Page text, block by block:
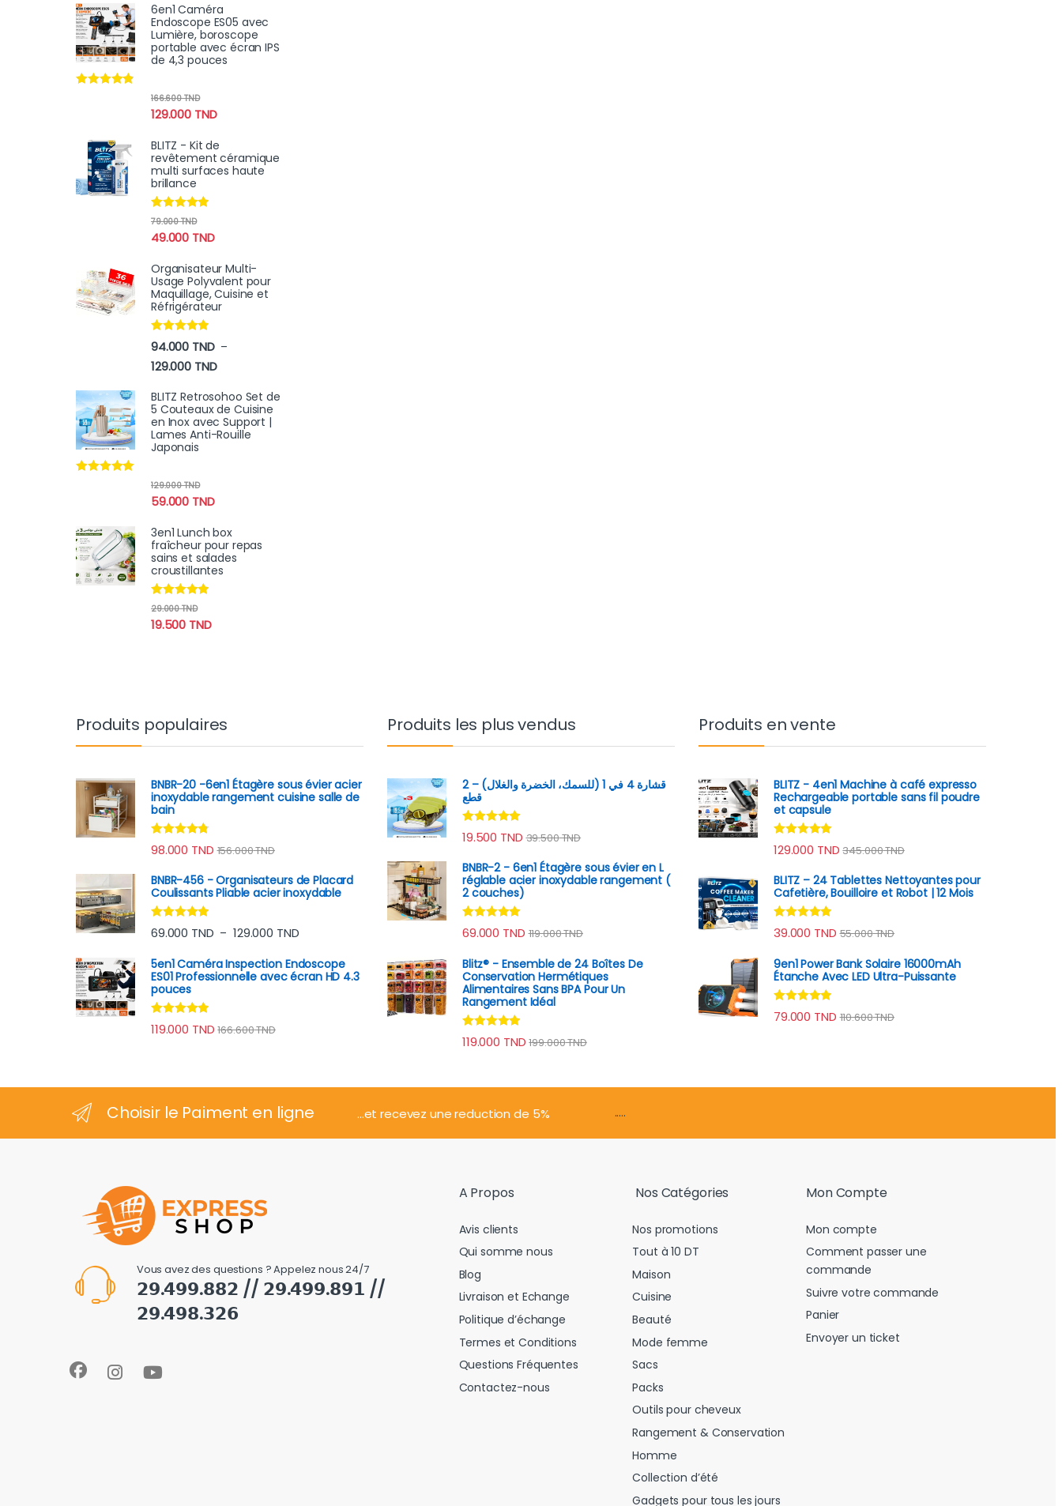
6en1 Caméra
Endoscope ES05 avec
Lumière, boroscope
portable avec écran IPS
de 4,3 pouces
129.000 TND
166.600TND
BLITZ - Kit de
revêtement céramique
multi surfaces haute
brillance
Note4.70
49.000 TND
79.000TND
Organisateur Multi-
Usage Polyvalent pour
Maquillage, Cuisine et
Réfrigérateur
Note4.70
sur 5
94.000 TND –
129.000 TNDPlage de prix : 94.000 TND à 129.000 TND
BLITZ Retrosohoo Set de
5 Couteaux de Cuisine
en Inox avec Support |
Lames Anti-Rouille
Japonais
59.000 TND
129.000TND
3en1 Lunch box
fraîcheur pour repas
sains et salades
croustillantes
Note4.70
19.500 TND
29.000TND
Produits populaires
BNBR-20 -6en1 Étagère sous évier acier
inoxydable rangement cuisine salle de
bain
Note4.63
sur 5
98.000 TND 156.000TND
BNBR-456 - Organisateurs de Placard
Coulissants Pliable acier inoxydable
Note4.75
sur 5
69.000 TND – 129.000 TNDPlage de prix : 69.000 TND à 129.000 TND
5en1 Caméra Inspection Endoscope
ES01 Professionnelle avec écran HD 4.3
pouces
Note4.67
sur 5
119.000 TND 166.600TND
Produits les plus vendus
قشارة 4 في 1 (للسمك، الخضرة والغلال) – 2
قطع
Note4.89
sur 5
19.500 TND 39.500TND
BNBR-2 - 6en1 Étagère sous évier en L
réglable acier inoxydable rangement (
2 couches)
Note4.79
sur 5
69.000 TND 119.000TND
Blitz® - Ensemble de 24 Boîtes De
Conservation Hermétiques
Alimentaires Sans BPA Pour Un
Rangement Idéal
Note4.74
sur 5
119.000 TND 199.000TND
Produits en vente
BLITZ - 4en1 Machine à café expresso
Rechargeable portable sans fil poudre
et capsule
Note4.78
sur 5
129.000 TND 345.000TND
BLITZ – 24 Tablettes Nettoyantes pour
Cafetière, Bouilloire et Robot | 12 Mois
Note4.70
sur 5
39.000 TND 55.000TND
9en1 Power Bank Solaire 16000mAh
Étanche Avec LED Ultra-Puissante
Note4.70
sur 5
79.000 TND 110.600TND
Choisir le Paiment en ligne ...et recevez une reduction de 5% .....
Vous avez des questions ? Appelez nous 24/7
𝟮𝟵.𝟰𝟵𝟵.𝟴𝟴𝟮 // 𝟮𝟵.𝟰𝟵𝟵.𝟴𝟵𝟭 //
𝟮𝟵.𝟰𝟵𝟴.𝟯𝟮𝟲
A Propos
Avis clients
Qui somme nous
Blog
Livraison et Echange
Politique d’échange
Termes et Conditions
Questions Fréquentes
Contactez-nous
Nos Catégories
Nos promotions
Tout à 10 DT
Maison
Cuisine
Beauté
Mode femme
Sacs
Packs
Outils pour cheveux
Rangement & Conservation
Homme
Collection d’été
Gadgets pour tous les jours
Mon Compte
Mon compte
Comment passer une
commande
Suivre votre commande
Panier
Envoyer un ticket